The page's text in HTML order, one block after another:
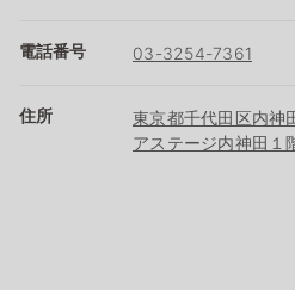
電話番号 03-3254-7361
住所
東京都千代田区内
アステージ内神田１